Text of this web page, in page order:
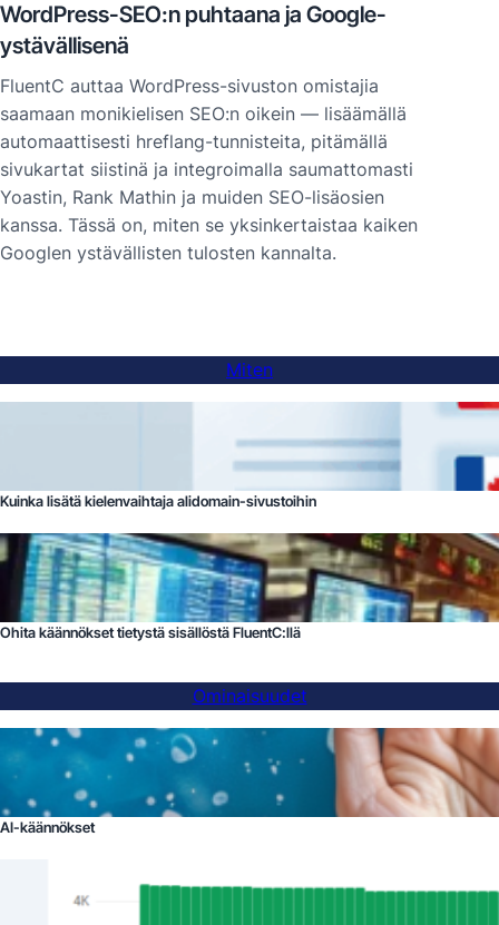
WordPress-SEO:n puhtaana ja Google-
ystävällisenä
FluentC auttaa WordPress-sivuston omistajia
saamaan monikielisen SEO:n oikein — lisäämällä
automaattisesti hreflang-tunnisteita, pitämällä
sivukartat siistinä ja integroimalla saumattomasti
Yoastin, Rank Mathin ja muiden SEO-lisäosien
kanssa. Tässä on, miten se yksinkertaistaa kaiken
Googlen ystävällisten tulosten kannalta.
Miten
Kuinka lisätä kielenvaihtaja alidomain-sivustoihin
Ohita käännökset tietystä sisällöstä FluentC:llä
Ominaisuudet
AI-käännökset